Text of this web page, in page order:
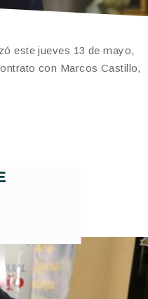
este jueves 13 de mayo,
con Marcos Castillo,